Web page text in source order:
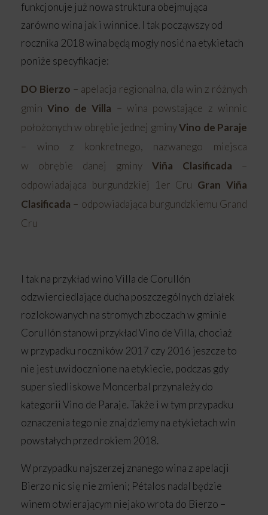
funkcjonuje już nowa struktura obejmująca
zarówno wina jak i winnice. I tak począwszy od
rocznika 2018 wina będą mogły nosić na etykietach
poniże specyfikacje:
DO Bierzo – apelacja regionalna, dla win z różnych
gminVino de Villa – wina powstające z winnic
położonych w obrębie jednej gminyVino de Paraje
– wino z konkretnego, nazwanego miejsca
w obrębie danej gminy Viña Clasificada –
odpowiadająca burgundzkiej 1er Cru Gran Viña
Clasificada – odpowiadająca burgundzkiemu Grand
Cru
I tak na przykład wino Villa de Corullón
odzwierciedlające ducha poszczególnych działek
rozlokowanych na stromych zboczach w gminie
Corullón stanowi przykład Vino de Villa, chociaż
w przypadku roczników 2017 czy 2016 jeszcze to
nie jest uwidocznione na etykiecie, podczas gdy
super siedliskowe Moncerbal przynależy do
kategorii Vino de Paraje. Także i w tym przypadku
oznaczenia tego nie znajdziemy na etykietach win
powstałych przed rokiem 2018.
W przypadku najszerzej znanego wina z apelacji
Bierzo nic się nie zmieni; Pétalos nadal będzie
winem otwierającym niejako wrota do Bierzo –